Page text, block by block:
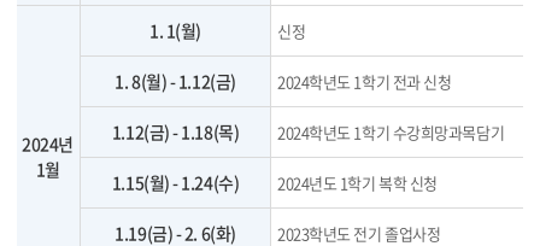
2024년
1월
1. 1(월) 신정
1. 8(월) - 1.12(금) 2024학년도 1학기 전과 신청
1.12(금) - 1.18(목) 2024학년도 1학기 수강희망과목담기
1.15(월) - 1.24(수) 2024년도 1학기 복학 신청
1.19(금) - 2. 6(화) 2023학년도 전기 졸업사정